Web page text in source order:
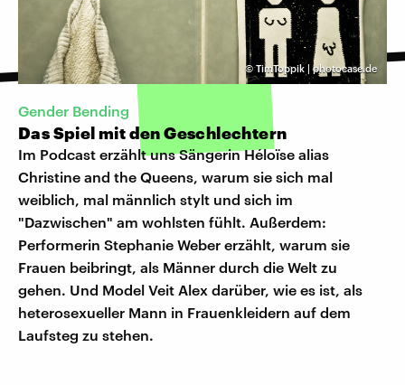
©TimToppik | photocase.de
Gender Bending
Das Spiel mit den Geschlechtern
Im Podcast erzählt uns Sängerin Héloïse alias
Christine and the Queens, warum sie sich mal
weiblich, mal männlich stylt und sich im
"Dazwischen" am wohlsten fühlt. Außerdem:
Performerin Stephanie Weber erzählt, warum sie
Frauen beibringt, als Männer durch die Welt zu
gehen. Und Model Veit Alex darüber, wie es ist, als
heterosexueller Mann in Frauenkleidern auf dem
Laufsteg zu stehen.